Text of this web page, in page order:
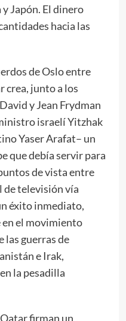
Japón. El dinero
hacia las
de Oslo entre
crea, junto a los
y Jean Frydman
israelí Yitzhak
Yaser Arafat– un
que debía servir para
de vista entre
de televisión vía
éxito inmediato,
el movimiento
las guerras de
e Irak,
la pesadilla
firman un